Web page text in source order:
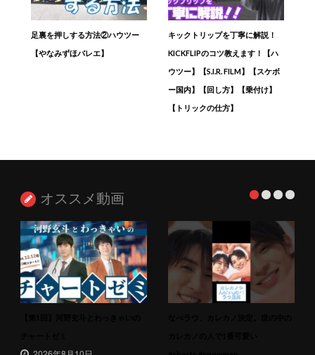
足裏を押しする方法②ハウツー
【やなみずほバレエ】
キックトリップを丁寧に解説！
KICKFLIPのコツ教えます！【ハ
ウツー】【S.I.R. FILM】【スケボ
ー国内】【回し方】【乗付け】
【トリックの仕方】
オススメ動画